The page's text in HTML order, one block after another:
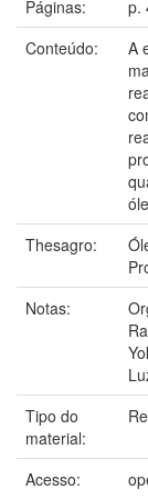
Páginas:
p.
Conteúdo:
A
Thesagro:
Notas:
Tipo do
material:
Acesso: